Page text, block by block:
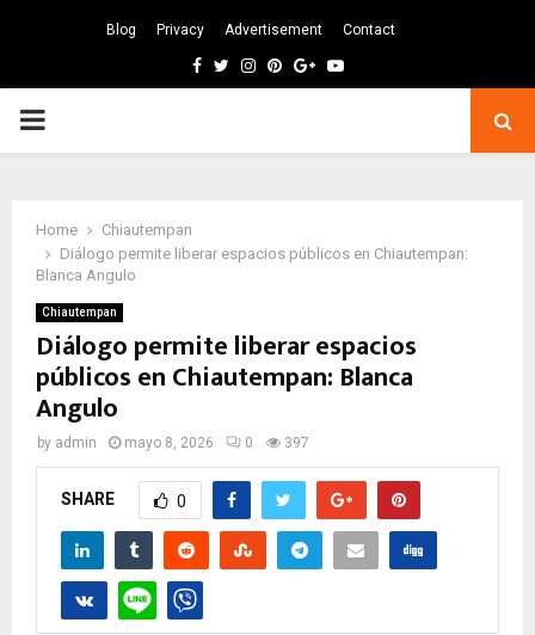
Blog Privacy Advertisement Contact
Facebook
TwitterInstagram
Pinterest
GoogleYoutube
PRIMARY
Home
Chiautempan
Diálogo permite liberar espacios públicos en Chiautempan:
Blanca Angulo
Chiautempan
Diálogo permite liberar espacios
públicos en Chiautempan: Blanca
Angulo
by admin mayo 8, 2026 0 397
SHARE 0